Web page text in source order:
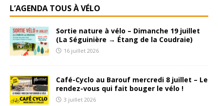
L’AGENDA TOUS À VÉLO
Sortie nature à vélo – Dimanche 19 juillet
(La Séguinière → Étang de la Coudraie)
16 juillet 2026
Café-Cyclo au Barouf mercredi 8 juillet – Le
rendez-vous qui fait bouger le vélo !
3 juillet 2026